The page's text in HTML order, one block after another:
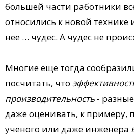
большей части работники
относились к новой технике
нее … чудес. А чудес не
Многие еще тогда
посчитать, что
производительность -
даже оценивать, к примеру,
ученого или даже инженера